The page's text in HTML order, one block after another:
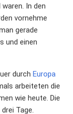
In den
vornehme
gerade
und einen
durch Europa
arbeiteten die
wie heute. Die
Tage.